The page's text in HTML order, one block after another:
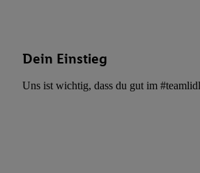
Dein Einstieg
Uns ist wichtig, dass du gut im